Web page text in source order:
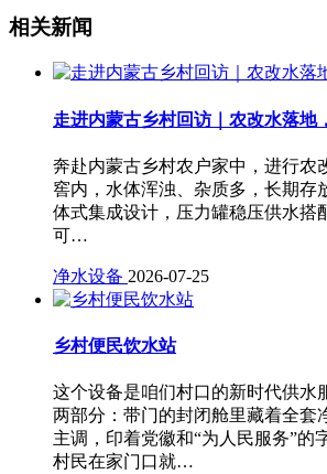
相关新闻
走进内蒙古乡村回访｜农改水落地
奔赴内蒙古乡村农户家中，进行农
窖内，水体浑浊、杂质多，长期存
体式集成设计，压力罐稳压供水搭
可…
净水设备 2026-07-25
乡村便民饮水站
这个设备是咱们村口的新时代供水
两部分：带门的封闭舱里藏着全套
主调，印着党徽和“为人民服务”
村民在家门口就…